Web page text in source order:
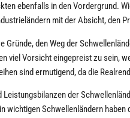
ebenfalls in den Vordergrund.
mit der Absicht, den
Gründe, den Weg der
viel Vorsicht eingepreist zu sein,
sind ermutigend, da die
Leistungsbilanzen der
wichtigen Schwellenländern